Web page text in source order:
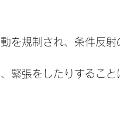
を規制され、条件反射
緊張をしたりすること